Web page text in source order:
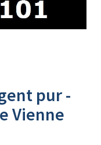
pur -
Vienne